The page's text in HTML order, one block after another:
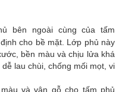
bên ngoài cùng của tấm
cho bề mặt. Lớp phủ này
bền màu và chịu lửa khá
lau chùi, chống mối mọt, vi
và vân gỗ cho tấm phủ